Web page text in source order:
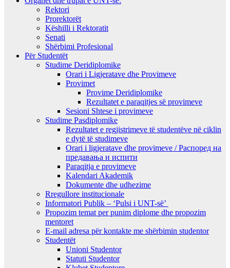
Rektori
Prorektorët
Këshilli i Rektoratit
Senati
Shërbimi Profesional
Për Studentët
Studime Deridiplomike
Orari i Ligjeratave dhe Provimeve
Provimet
Provime Deridiplomike
Rezultatet e paraqitjes së provimeve
Sesioni Shtese i provimeve
Studime Pasdiplomike
Rezultatet e regjistrimeve të studentëve në ciklin
e dytë të studimeve
Orari i ligjeratave dhe provimeve / Распоред на
предавањa и испити
Paraqitja e provimeve
Kalendari Akademik
Dokumente dhe udhezime
Rregullore institucionale
Informatori Publik – ‘Pulsi i UNT-së’
Propozim temat per punim diplome dhe propozim
mentoret
E-mail adresa për kontakte me shërbimin studentor
Studentët
Unioni Studentor
Statuti Studentor